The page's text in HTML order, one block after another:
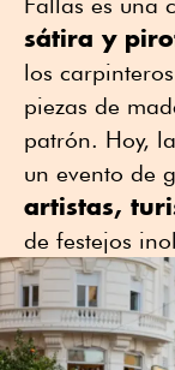
Fallas es una
sátira y
los
piezas de
patrón. Hoy,
un evento de
artistas,
de festejos